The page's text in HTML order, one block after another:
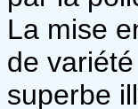
La mise
de
superbe